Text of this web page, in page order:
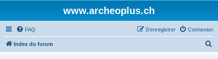
www.archeoplus.ch
FAQ Connexion
S’enregistrer
Index du forum